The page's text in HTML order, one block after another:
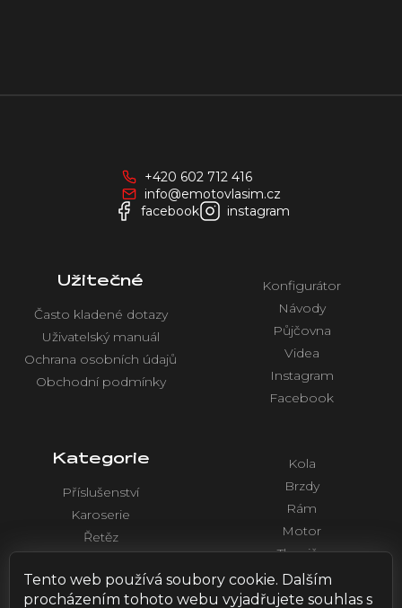
Tento web používá soubory cookie. Dalším
procházením tohoto webu vyjadřujete souhlas s
+420 602 712 416
info@emotovlasim.cz
facebook
instagram
Užitečné
Často kladené dotazy
Uživatelský manuál
Ochrana osobních údajů
Obchodní podmínky
Konfigurátor
Návody
Půjčovna
Videa
Instagram
Facebook
Kategorie
Příslušenství
Karoserie
Řetěz
Elektronika
Kola
Brzdy
Rám
Motor
Tlumiče
Řídítka a ovládaní